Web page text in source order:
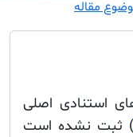
اصلی
است